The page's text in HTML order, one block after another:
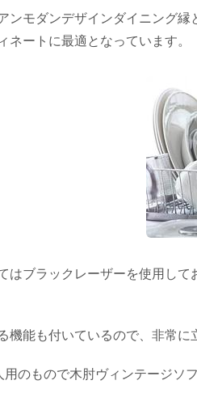
ンモダンデザインダイニング
ネートに最適となっています。
はブラックレーザーを使用し
機能も付いているので、非常に
用のもので木肘ヴィンテージソ